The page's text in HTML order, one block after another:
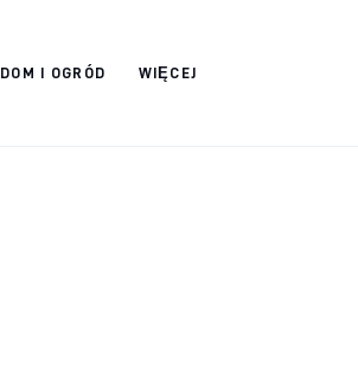
DOM I OGRÓD WIĘCEJ